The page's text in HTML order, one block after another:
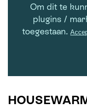
Om dit te
plugins /
toegestaan.